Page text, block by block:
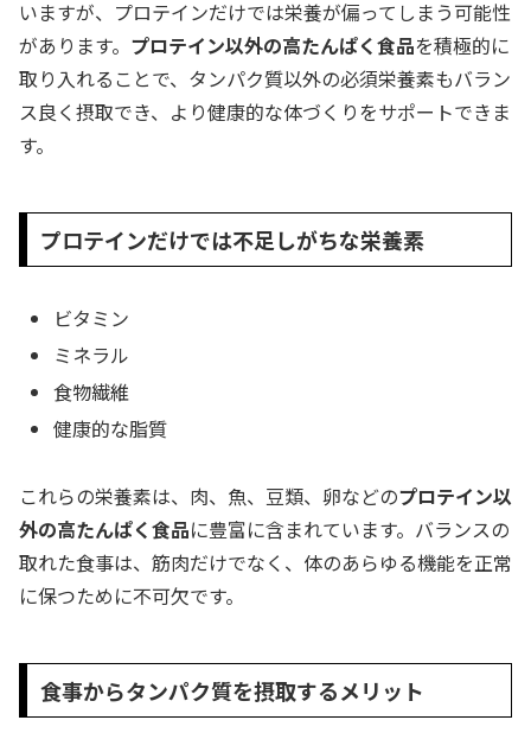
いますが、プロテインだけでは栄養が偏ってしまう可能性
があります。 プロテイン以外の高たんぱく食品を積極的に
取り入れることで、タンパク質以外の必須栄養素もバラン
ス良く摂取でき、より健康的な体づくりをサポートできま
す。
プロテインだけでは不足しがちな栄養素
ビタミン
ミネラル
食物繊維
健康的な脂質
これらの栄養素は、肉、魚、豆類、卵などのプロテイン以
外の高たんぱく食品に豊富に含まれています。バランスの
取れた食事は、筋肉だけでなく、体のあらゆる機能を正常
に保つために不可欠です。
食事からタンパク質を摂取するメリット